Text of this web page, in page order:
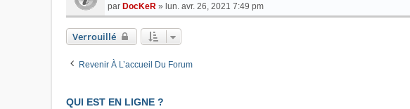
par DocKeR » lun. avr. 26, 2021 7:49 pm
Verrouillé
Revenir À L’accueil Du Forum
QUI EST EN LIGNE ?